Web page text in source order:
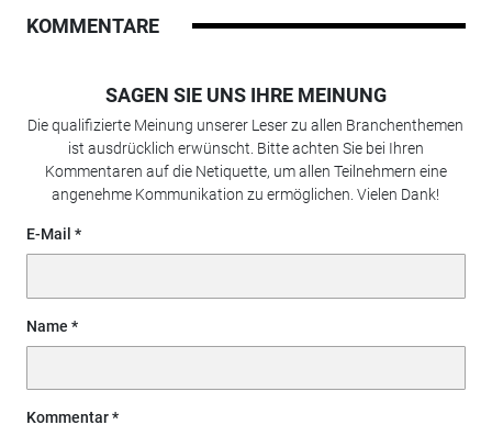
KOMMENTARE
SAGEN SIE UNS IHRE MEINUNG
Die qualifizierte Meinung unserer Leser zu allen Branchenthemen
ist ausdrücklich erwünscht. Bitte achten Sie bei Ihren
Kommentaren auf die Netiquette, um allen Teilnehmern eine
angenehme Kommunikation zu ermöglichen. Vielen Dank!
E-Mail
Name
Kommentar